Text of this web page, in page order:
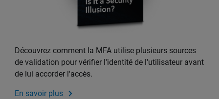
Découvrez comment la MFA utilise plusieurs sources
de validation pour vérifier l'identité de l'utilisateur avant
de lui accorder l'accès.
En savoir plus